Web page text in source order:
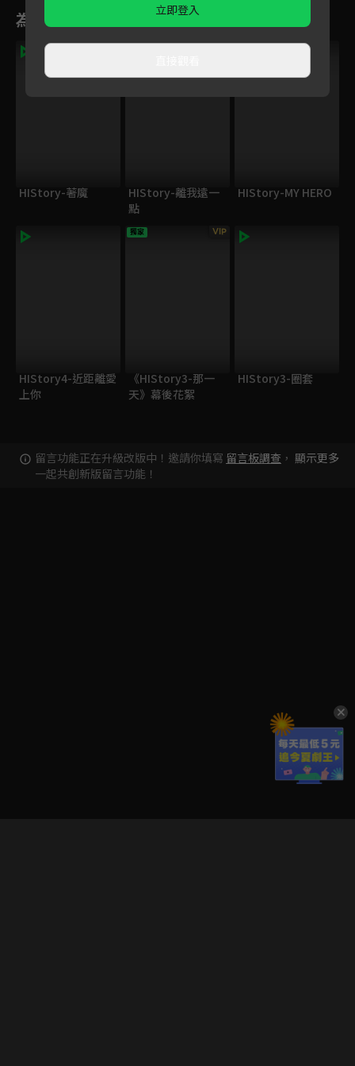
為您推薦
HIStory-著魔
HIStory-離我遠一
點
HIStory-MY HERO
HIStory4-近距離愛
上你
VIP
獨家
《HIStory3-那一
天》幕後花絮
HIStory3-圈套
留言功能正在升級改版中！邀請你填寫 留言板調查 ，
一起共創新版留言功能！
顯示更多
立即登入